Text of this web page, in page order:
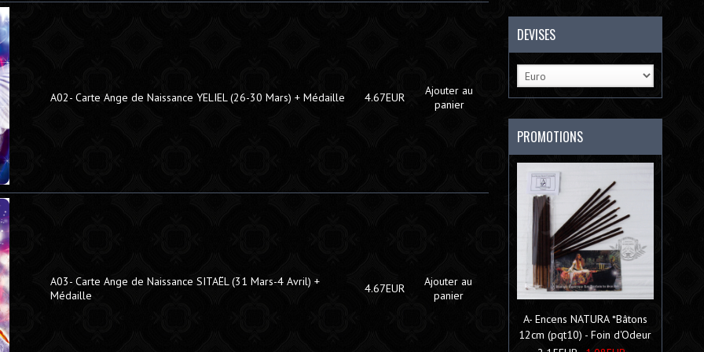
A02- Carte Ange de Naissance YELIEL (26-30 Mars) + Médaille 4.67EUR
Ajouter au
panier
A03- Carte Ange de Naissance SITAËL (31 Mars-4 Avril) +
Médaille
4.67EUR
Ajouter au
panier
DEVISES
PROMOTIONS
A- Encens NATURA *Bâtons
12cm (pqt10) - Foin d'Odeur